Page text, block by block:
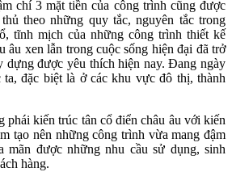
chí 3 mặt tiền của công trình cũng được
theo những quy tắc, nguyên tắc trong
tĩnh mịch của những công trình thiết kế
âu xen lẫn trong cuộc sống hiện đại đã trở
dựng được yêu thích hiện nay. Đang ngày
ta, đặc biệt là ở các khu vực đô thị, thành
phái kiến trúc tân cổ điển châu âu với kiến
tạo nên những công trình vừa mang đậm
mãn được những nhu cầu sử dụng, sinh
hàng.